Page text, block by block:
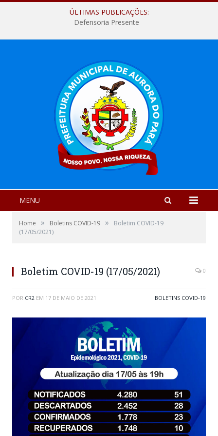
ÚLTIMAS PUBLICAÇÕES:
Defensoria Presente
MENU
Home » Boletins COVID-19 »
Boletim COVID-19
(17/05/2021)
Boletim COVID-19 (17/05/2021) 0
POR CR2 EM 17 DE MAIO DE 2021 BOLETINS COVID-19